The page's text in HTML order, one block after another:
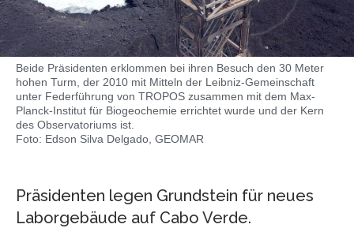
Beide Präsidenten erklommen bei ihren Besuch den 30 Meter
hohen Turm, der 2010 mit Mitteln der Leibniz-Gemeinschaft
unter Federführung von TROPOS zusammen mit dem Max-
Planck-Institut für Biogeochemie errichtet wurde und der Kern
des Observatoriums ist.
Foto: Edson Silva Delgado, GEOMAR
Präsidenten legen Grundstein für neues
Laborgebäude auf Cabo Verde.